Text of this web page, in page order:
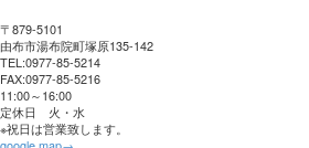
〒879-5101
由布市湯布院町塚原135-142
TEL:0977‐85-5214
FAX:0977‐85-5216
11:00～16:00
定休日 火・水
※祝日は営業致します。
google map→